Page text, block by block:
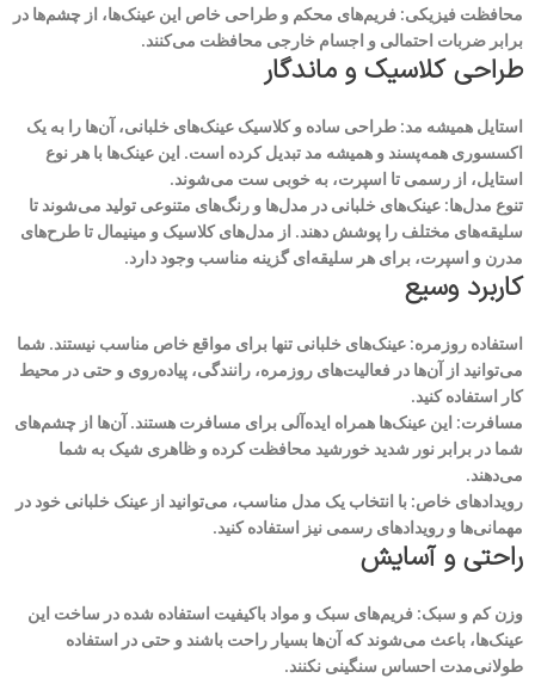
محافظت فیزیکی: فریم‌های محکم و طراحی خاص این عینک‌ها، از چشم‌ها در
برابر ضربات احتمالی و اجسام خارجی محافظت می‌کنند.
طراحی کلاسیک و ماندگار
استایل همیشه مد: طراحی ساده و کلاسیک عینک‌های خلبانی، آن‌ها را به یک
اکسسوری همه‌پسند و همیشه مد تبدیل کرده است. این عینک‌ها با هر نوع
استایل، از رسمی تا اسپرت، به خوبی ست می‌شوند.
تنوع مدل‌ها: عینک‌های خلبانی در مدل‌ها و رنگ‌های متنوعی تولید می‌شوند تا
سلیقه‌های مختلف را پوشش دهند. از مدل‌های کلاسیک و مینیمال تا طرح‌های
مدرن و اسپرت، برای هر سلیقه‌ای گزینه مناسب وجود دارد.
کاربرد وسیع
استفاده روزمره: عینک‌های خلبانی تنها برای مواقع خاص مناسب نیستند. شما
می‌توانید از آن‌ها در فعالیت‌های روزمره، رانندگی، پیاده‌روی و حتی در محیط
کار استفاده کنید.
مسافرت: این عینک‌ها همراه ایده‌آلی برای مسافرت هستند. آن‌ها از چشم‌های
شما در برابر نور شدید خورشید محافظت کرده و ظاهری شیک به شما
می‌دهند.
رویدادهای خاص: با انتخاب یک مدل مناسب، می‌توانید از عینک خلبانی خود در
مهمانی‌ها و رویدادهای رسمی نیز استفاده کنید.
راحتی و آسایش
وزن کم و سبک: فریم‌های سبک و مواد باکیفیت استفاده شده در ساخت این
عینک‌ها، باعث می‌شوند که آن‌ها بسیار راحت باشند و حتی در استفاده
طولانی‌مدت احساس سنگینی نکنند.